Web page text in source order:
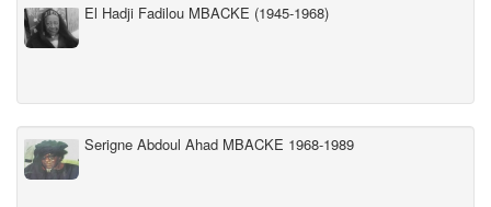
El Hadji Fadilou MBACKE (1945-1968)
Serigne Abdoul Ahad MBACKE 1968-1989